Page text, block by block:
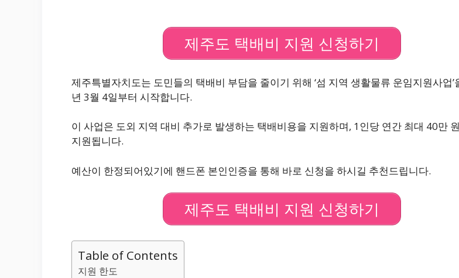
제주도 택배비 지원 신청하기
제주특별자치도는 도민들의 택배비 부담을 줄이기 위해 ‘섬 지역 생활물류 운임지원사업’
년 3월 4일부터 시작합니다.
이 사업은 도외 지역 대비 추가로 발생하는 택배비용을 지원하며, 1인당 연간 최대 40만
지원됩니다.
예산이 한정되어있기에 핸드폰 본인인증을 통해 바로 신청을 하시길 추천드립니다.
제주도 택배비 지원 신청하기
Table of Contents
지원 한도